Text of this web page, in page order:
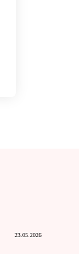
23.05.2026